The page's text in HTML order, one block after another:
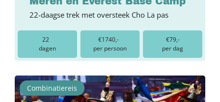
22-daagse trek met oversteek Cho La pas
22
dagen
€1740,-
per persoon
€79,-
per dag
Combinatiereis